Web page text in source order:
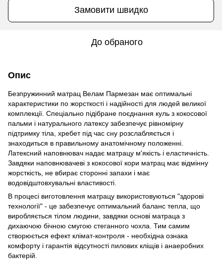
Замовити швидко
До обраного
Опис
Безпружинний матрац Велам Пармезан має оптимальні
характеристики по жорсткості і надійності для людей великої
комплекції. Спеціально підібране поєднання куль з кокосової
пальми і натурального латексу забезпечує рівномірну
підтримку тіла, хребет під час сну розслабляється і
знаходиться в правильному анатомічному положенні.
Латексний наповнювач надає матрацу м'якість і еластичність.
Завдяки наповнювачеві з кокосової кори матрац має відмінну
жорсткість, не вбирає сторонні запахи і має
водовідштовхувальні властивості.
В процесі виготовлення матрацу використовуються "здорові
технології" - це забезпечує оптимальний баланс тепла, що
виробляється тілом людини, завдяки основі матраца з
дихаючою бічною смугою стеганного чохла. Тим самим
створюється ефект клімат-контроля - необхідна ознака
комфорту і гарантія відсутності пилових кліщів і анаеробних
бактерій.